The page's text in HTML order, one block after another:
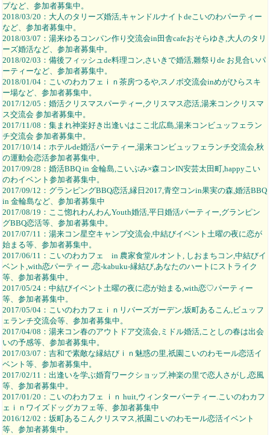
プなど、参加者募集中。
2018/03/20：大人のタリーズ婚活,キャンドルナイトdeこいのわパーティー
など、参加者募集中。
2018/03/07：湯来ゆるコンパン作り交流会in田舎cafeおそらゆき,大人のタリ
ーズ婚活など、参加者募集中。
2018/02/03：備後フィッシュde料理コン,さいきで婚活,雛祭りde お見合いパ
ーティーなど、参加者募集中。
2018/01/04：こいのわカフェｉｎ茶房つるや,スノボ交流会inめがひらスキ
ー場など、参加者募集中。
2017/12/05：婚活クリスマスパーティー,クリスマス恋活,湯来コンクリスマ
ス交流会 参加者募集中。
2017/11/08：集まれ神楽好き出逢いはここ北広島,湯来コンビュッフェラン
チ交流会 参加者募集中。
2017/10/14：ホテルde婚活パーティー,湯来コンビュッフェランチ交流会,秋
の運動会恋活参加者募集中。
2017/09/28：婚活BBQ in 金輪島,こいぶみ×森コンIN安芸太田町,happyこい
のわイベント参加者募集中。
2017/09/12：グランピングBBQ恋活,縁日2017,青空コンin果実の森,婚活BBQ
in 金輪島など、参加者募集中
2017/08/19：ここ惚れわんわんYouth婚活,平日婚活パーティー,グランピン
グBBQ恋活等、参加者募集中。
2017/07/11：湯来コン星空キャンプ交流会,中結びイベント土曜の夜に恋が
始まる等、参加者募集中。
2017/06/11：こいのわカフェ in 農家食堂ルオント, しおまちコン,中結びイ
ベント,with恋パーティー ,恋-kabuku-縁結び,あなたのハートにストライク
等、参加者募集中。
2017/05/24：中結びイベント土曜の夜に恋が始まる,with恋♡パーティー
等、参加者募集中。
2017/05/04：こいのわカフェｉｎリバーズガーデン,坂町あるこん,ビュッフ
ェランチ交流会等、参加者募集中。
2017/04/08：湯来コン春のアウトドア交流会,ミドル婚活,ことしの春は出会
いの予感等、参加者募集中。
2017/03/07：吉和で素敵な縁結びｉｎ魅惑の里,祇園こいのわモール恋活イ
ベント等、参加者募集中。
2017/02/11：出逢いを学ぶ婚育ワークショップ,神楽の里で恋人さがし,恋風
等、参加者募集中。
2017/01/20：こいのわカフェ ｉｎ huit,ウィンターパーティー.こいのわカフ
ェｉｎワイズドッグカフェ等、参加者募集中
2016/12/02：坂町あるこんクリスマス,祇園こいのわモール恋活イベント
等、参加者募集中。